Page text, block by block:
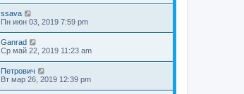
ssava
Пн июн 03, 2019 7:59 pm
Ganrad
Ср май 22, 2019 11:23 am
Петрович
Вт мар 26, 2019 12:39 pm